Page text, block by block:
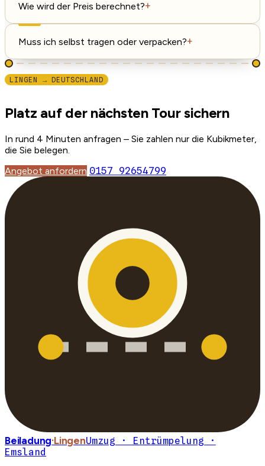
Wie wird der Preis berechnet?+
Muss ich selbst tragen oder verpacken?+
LINGEN → DEUTSCHLAND
Platz auf der nächsten Tour sichern
In rund 4 Minuten anfragen – Sie zahlen nur die Kubikmeter,
die Sie belegen.
Angebot anfordern 0157 92654799
Beiladung·LingenUmzug · Entrümpelung ·
Emsland